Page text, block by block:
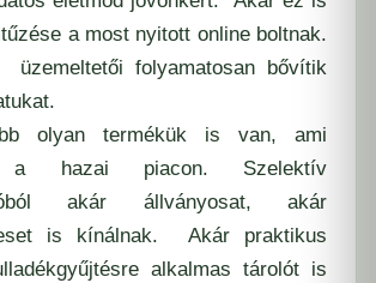
a most nyitott online boltnak.
üzemeltetői folyamatosan bővítik
olyan termékük is van, ami
a hazai piacon. Szelektív
akár állványosat, akár
is kínálnak. Akár praktikus
alkalmas tárolót is